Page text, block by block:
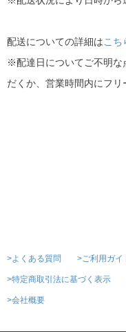
配送についての詳細はこち
※配達日についてご不明な
だくか、営業時間内にフリ
>よくある質問 >ご利用ガイ
>特定商取引法に基づく表示
>会社概要